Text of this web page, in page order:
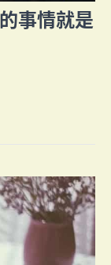
事情就是